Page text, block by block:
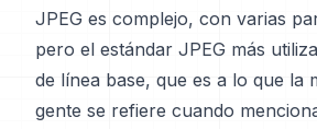
JPEG es complejo, con varias
pero el estándar JPEG más
de línea base, que es a lo que la
gente se refiere cuando